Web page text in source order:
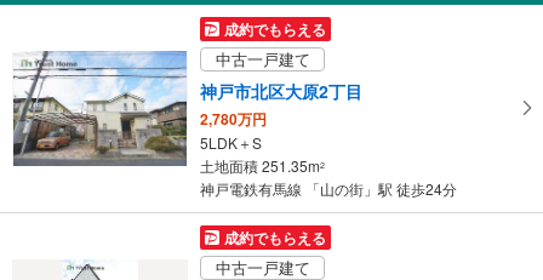
4,980万円
4LDK
土地面積 60m2
山陽本線（JR西日本） 「新長田」駅 徒歩5分
成約でもらえる
中古一戸建て
神戸市北区大原2丁目
2,780万円
5LDK＋S
土地面積 251.35m2
神戸電鉄有馬線 「山の街」駅 徒歩24分
成約でもらえる
中古一戸建て